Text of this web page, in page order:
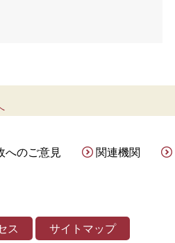
へのご意見 関連機関
ス サイトマップ